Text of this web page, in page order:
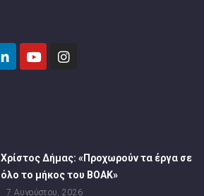
Χρίστος Δήμας: «Προχωρούν τα έργα σε
όλο το μήκος του ΒΟΑΚ»
7 Αυγούστου, 2026